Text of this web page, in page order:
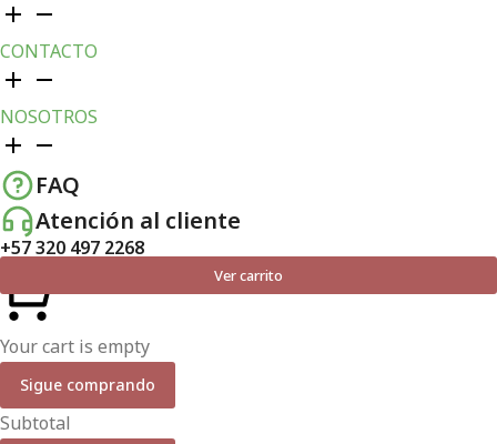
CONTACTO
NOSOTROS
FAQ
Atención al cliente
+57 320 497 2268
Ver carrito
Your cart is empty
Sigue comprando
Subtotal